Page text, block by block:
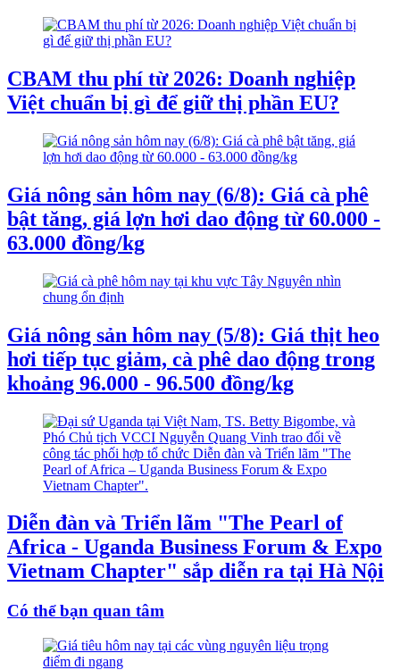
CBAM thu phí từ 2026: Doanh nghiệp
Việt chuẩn bị gì để giữ thị phần EU?
Giá nông sản hôm nay (6/8): Giá cà phê
bật tăng, giá lợn hơi dao động từ 60.000 -
63.000 đồng/kg
Giá nông sản hôm nay (5/8): Giá thịt heo
hơi tiếp tục giảm, cà phê dao động trong
khoảng 96.000 - 96.500 đồng/kg
Diễn đàn và Triển lãm "The Pearl of
Africa - Uganda Business Forum & Expo
Vietnam Chapter" sắp diễn ra tại Hà Nội
Có thể bạn quan tâm